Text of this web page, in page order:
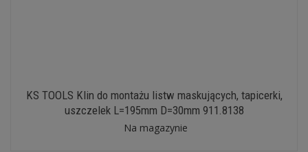
KS TOOLS Klin do montażu listw maskujących, tapicerki,
uszczelek L=195mm D=30mm 911.8138
Na magazynie